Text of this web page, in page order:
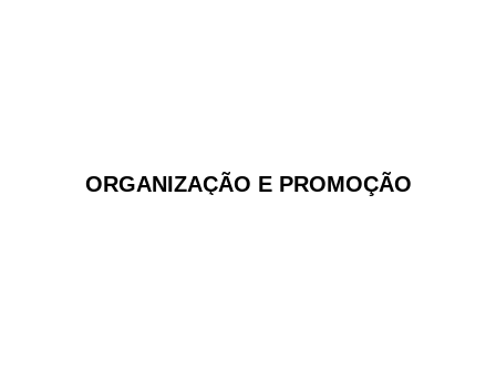
ORGANIZAÇÃO E PROMOÇÃO